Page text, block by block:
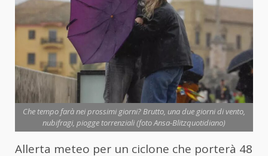
Che tempo farà nei prossimi giorni? Brutto, una due giorni di vento,
nubifragi, piogge torrenziali (foto Ansa-Blitzquotidiano)
Allerta meteo per un ciclone che porterà 48